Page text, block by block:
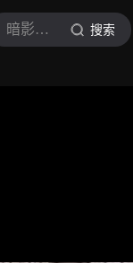
暗影行动 搜索